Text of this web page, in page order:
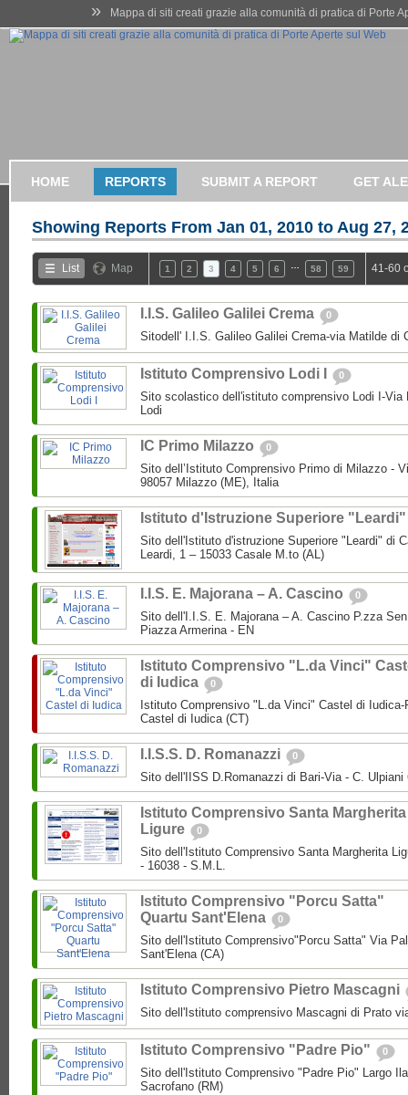
» Mappa di siti creati grazie alla comunità di pratica di Porte
HOME REPORTS SUBMIT A REPORT GET
Showing Reports From Jan 01, 2010 to Aug 27,
List Map 1 2 3 4 5 6 58 59 41-60
I.I.S. Galileo Galilei Crema 0
Sitodell' I.I.S. Galileo Galilei Crema-via Matilde di
Istituto Comprensivo Lodi I 0
Sito scolastico dell'istituto comprensivo Lodi I-Via
Lodi
IC Primo Milazzo 0
Sito dell’Istituto Comprensivo Primo di Milazzo -
98057 Milazzo (ME), Italia
Istituto d'Istruzione Superiore
Sito dell'Istituto d'istruzione Superiore "Leardi" di
Leardi, 1 – 15033 Casale M.to (AL)
I.I.S. E. Majorana – A. Cascino 0
Sito dell'I.I.S. E. Majorana – A. Cascino P.zza
Piazza Armerina - EN
Istituto Comprensivo "L.da Vinci"
di Iudica
0
Istituto Comprensivo "L.da Vinci" Castel di
Castel di Iudica (CT)
I.I.S.S. D. Romanazzi 0
Sito dell'IISS D.Romanazzi di Bari-Via - C. Ulpiani
Istituto Comprensivo Santa Margherita
Ligure
0
Sito dell'Istituto Comprensivo Santa Margherita
- 16038 - S.M.L.
Istituto Comprensivo "Porcu Satta"
Quartu Sant'Elena
0
Sito dell'Istituto Comprensivo"Porcu Satta" Via
Sant'Elena (CA)
Istituto Comprensivo Pietro Mascagni
Sito dell'Istituto comprensivo Mascagni di Prato
Istituto Comprensivo "Padre Pio" 0
Sito dell'Istituto Comprensivo "Padre Pio" Largo
Sacrofano (RM)